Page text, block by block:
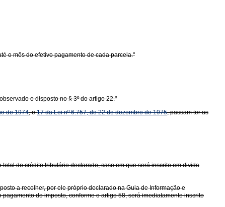
o mês do efetivo pagamento de cada parcela."
o disposto no § 3º do artigo 22."
de 1974, e17 da Lei nº 6.757, de 22 de dezembro de 1975, passam ter as
do crédito tributário declarado, caso em que será inscrito em divida
a recolher, por ele próprio declarado na Guia de Informação e
do imposto, conforme o artigo 58, será imediatamente inscrito